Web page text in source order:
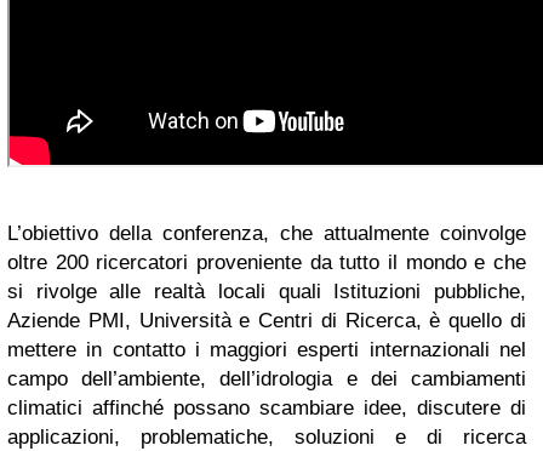
L’obiettivo della conferenza, che attualmente coinvolge
oltre 200 ricercatori proveniente da tutto il mondo e che
si rivolge alle realtà locali quali Istituzioni pubbliche,
Aziende PMI, Università e Centri di Ricerca, è quello di
mettere in contatto i maggiori esperti internazionali nel
campo dell’ambiente, dell’idrologia e dei cambiamenti
climatici affinché possano scambiare idee, discutere di
applicazioni, problematiche, soluzioni e di ricerca